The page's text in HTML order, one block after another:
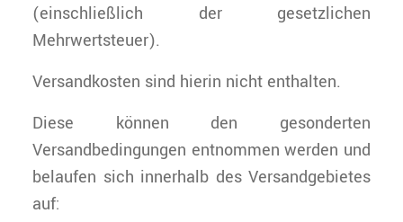
(einschließlich der gesetzlichen
Mehrwertsteuer).
Versandkosten sind hierin nicht enthalten.
Diese können den gesonderten
Versandbedingungen entnommen werden und
belaufen sich innerhalb des Versandgebietes
auf: